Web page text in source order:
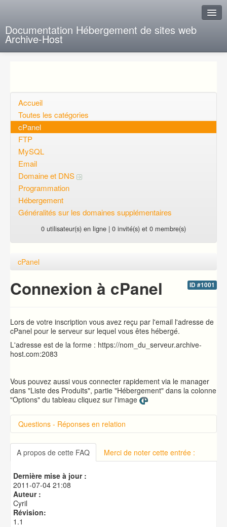
Documentation Hébergement de sites web
Archive-Host
Questions ouvertes
Voulez-vous vous inscrire?
Connexion
Accueil
Toutes les catégories
cPanel
FTP
MySQL
Email
Domaine et DNS
Programmation
Hébergement
Généralités sur les domaines supplémentaires
0 utilisateur(s) en ligne | 0 invité(s) et 0 membre(s)
cPanel
ID #1001
Connexion à cPanel
Lors de votre inscription vous avez reçu par l'email l'adresse de
cPanel pour le serveur sur lequel vous êtes hébergé.
L'adresse est de la forme : https://nom_du_serveur.archive-
host.com:2083
Vous pouvez aussi vous connecter rapidement via le manager
dans "Liste des Produits", partie "Hébergement" dans la colonne
"Options" du tableau cliquez sur l'image
Questions - Réponses en relation
Introduction sur cPanel
Changer le mot de passe d'accès à cPanel
Publication de votre site web
Créer une base de données MySQL
A propos de cette FAQ Merci de noter cette entrée :
Dernière mise à jour :
2011-07-04 21:08
Auteur :
Cyril
Révision:
1.1